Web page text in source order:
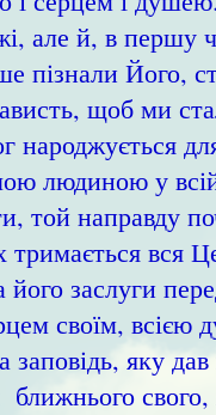
але й, в першу
пізнали Його,
щоб ми
народжується
людиною у
той направду
вся
заслуги
своїм,
яку
свого,